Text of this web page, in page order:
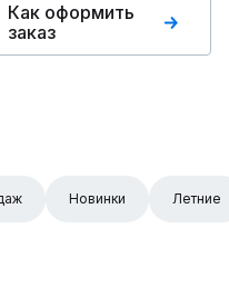
Как оформить
заказ
Новинки Летние